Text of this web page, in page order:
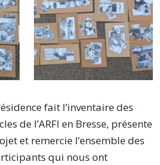
fait l’inventaire des
de l’ARFI en Bresse, présente
et remercie l’ensemble des
qui nous ont